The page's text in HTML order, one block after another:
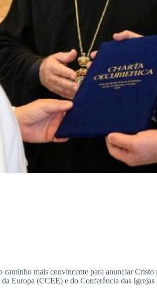
mais convincente para anunciar
Europa (CCEE) e do Conferência das